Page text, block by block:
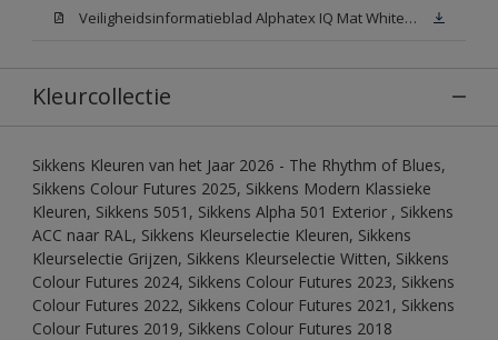
Veiligheidsinformatieblad Alphatex IQ Mat White W05 (MSDS)
Kleurcollectie
Sikkens Kleuren van het Jaar 2026 - The Rhythm of Blues,
Sikkens Colour Futures 2025, Sikkens Modern Klassieke
Kleuren, Sikkens 5051, Sikkens Alpha 501 Exterior , Sikkens
ACC naar RAL, Sikkens Kleurselectie Kleuren, Sikkens
Kleurselectie Grijzen, Sikkens Kleurselectie Witten, Sikkens
Colour Futures 2024, Sikkens Colour Futures 2023, Sikkens
Colour Futures 2022, Sikkens Colour Futures 2021, Sikkens
Colour Futures 2019, Sikkens Colour Futures 2018